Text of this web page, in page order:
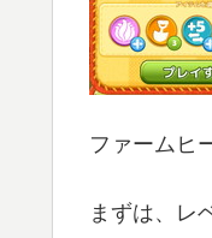
ファームヒ
まずは、レ